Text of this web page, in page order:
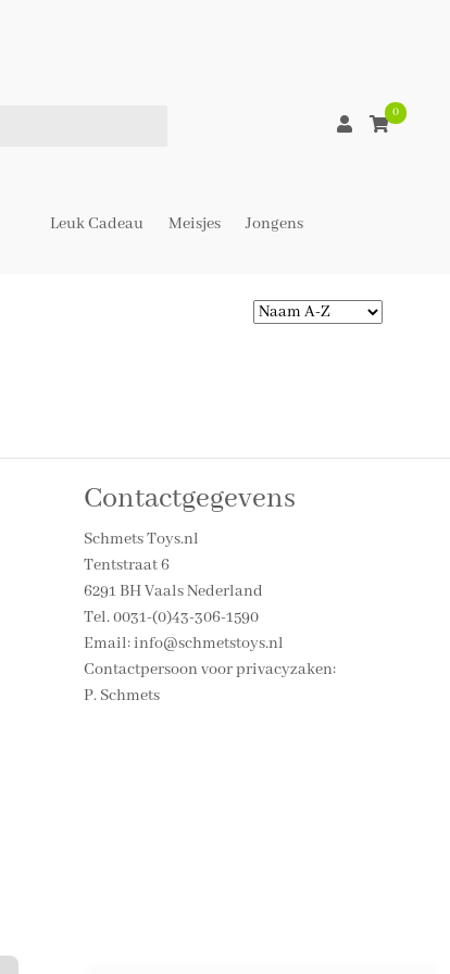
0
Leuk Cadeau Meisjes
Jongens
Contactgegevens
Schmets Toys.nl
Tentstraat 6
6291 BH Vaals Nederland
Tel. 0031-(0)43-306-1590
Email: info@schmetstoys.nl
Contactpersoon voor privacyzaken:
P. Schmets